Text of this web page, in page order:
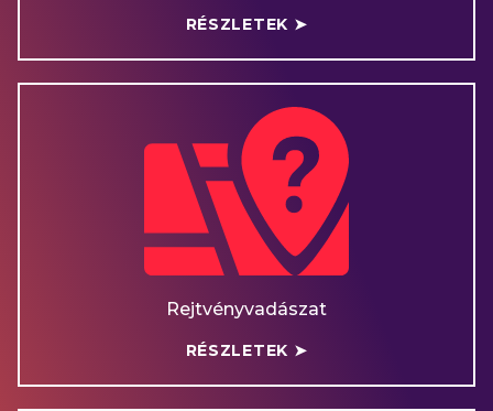
RÉSZLETEK ➤
Rejtvényvadászat
RÉSZLETEK ➤